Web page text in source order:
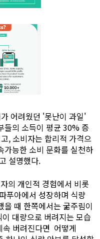
어려웠던 '못난이 과일'
들의 소득이 평균 30% 증
, 소비자는 합리적 가격으
가능한 소비 문화를 실천하
설명했다.
의 개인적 경험에서 비롯
푸아에서 성장하며 식량
을 때 한쪽에서는 굶주림이
대량으로 버려지는 모습
속 버려진다면 어떻게